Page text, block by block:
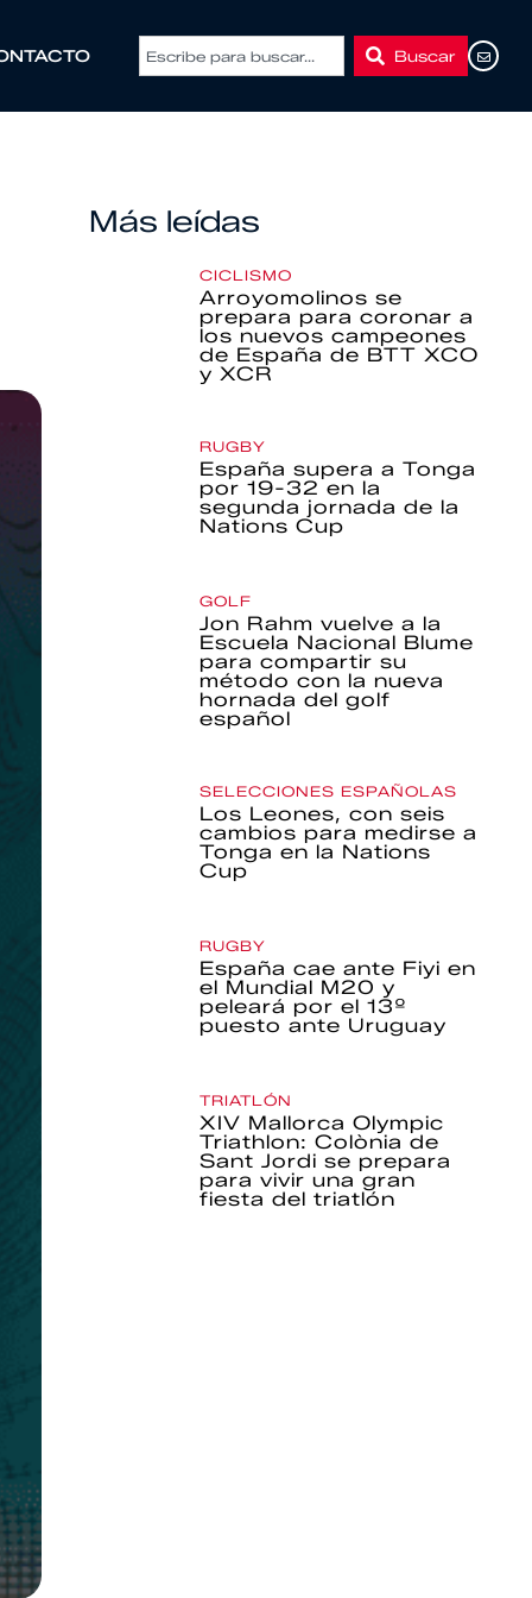
Buscar
Más leídas
CICLISMO
Arroyomolinos se
prepara para coronar a
los nuevos campeones
de España de BTT XCO
y XCR
RUGBY
España supera a Tonga
por 19-32 en la
segunda jornada de la
Nations Cup
GOLF
Jon Rahm vuelve a la
Escuela Nacional Blume
para compartir su
método con la nueva
hornada del golf
español
SELECCIONES ESPAÑOLAS
Los Leones, con seis
cambios para medirse a
Tonga en la Nations
Cup
RUGBY
España cae ante Fiyi en
el Mundial M20 y
peleará por el 13º
puesto ante Uruguay
TRIATLÓN
XIV Mallorca Olympic
Triathlon: Colònia de
Sant Jordi se prepara
para vivir una gran
fiesta del triatlón